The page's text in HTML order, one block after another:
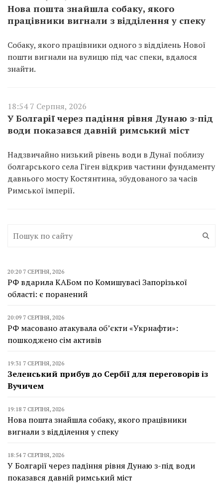
Нова пошта знайшла собаку, якого
працівники вигнали з відділення у спеку
Собаку, якого працівники одного з відділень Нової
пошти вигнали на вулицю під час спеки, вдалося
знайти.
18:54 7 Серпня, 2026
У Болгарії через падіння рівня Дунаю з-під
води показався давній римський міст
Надзвичайно низький рівень води в Дунаї поблизу
болгарського села Гіген відкрив частини фундаменту
давнього мосту Костянтина, збудованого за часів
Римської імперії.
20:20 7 СЕРПНЯ, 2026
РФ вдарила КАБом по Комишувасі Запорізької
області: є поранений
20:09 7 СЕРПНЯ, 2026
РФ масовано атакувала об’єкти «Укрнафти»:
пошкоджено сім активів
19:31 7 СЕРПНЯ, 2026
Зеленський прибув до Сербії для переговорів із
Вучичем
19:18 7 СЕРПНЯ, 2026
Нова пошта знайшла собаку, якого працівники
вигнали з відділення у спеку
18:54 7 СЕРПНЯ, 2026
У Болгарії через падіння рівня Дунаю з-під води
показався давній римський міст